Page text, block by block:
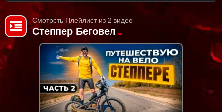
Смотреть Плейлист из 2 видео
Степпер Беговел